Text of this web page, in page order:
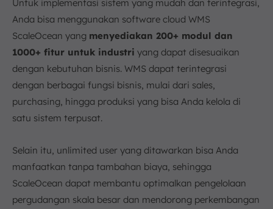
Untuk implementasi sistem yang mudah dan terintegrasi,
Anda bisa menggunakan software cloud WMS
ScaleOcean yang menyediakan 200+ modul dan
1000+ fitur untuk industri yang dapat disesuaikan
dengan kebutuhan bisnis. WMS dapat terintegrasi
dengan berbagai fungsi bisnis, mulai dari sales,
purchasing, hingga produksi yang bisa Anda kelola di
satu sistem terpusat.
Selain itu, unlimited user yang ditawarkan bisa Anda
manfaatkan tanpa tambahan biaya, sehingga
ScaleOcean dapat membantu optimalkan pengelolaan
pergudangan skala besar dan mendorong perkembangan